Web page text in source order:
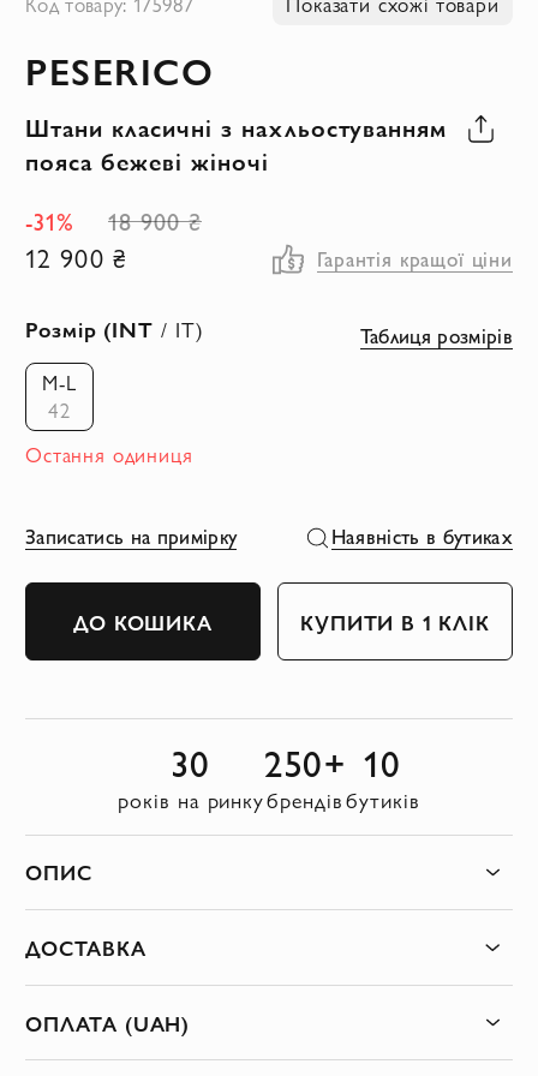
початку
зображень
PESERICO
Штани класичні з нахльостуванням
пояса бежеві жіночі
-31%
18 900 ₴
12 900 ₴ Гарантія кращої ціни
Розмір (INT / IT)
M-L
42
Остання одиниця
Таблиця розмірів
Записатись на примірку Наявність в бутиках
ДО КОШИКА КУПИТИ В 1 КЛІК
30
років на ринку
250+
брендів
10
бутиків
ОПИС
ДОСТАВКА
ОПЛАТА (UAH)